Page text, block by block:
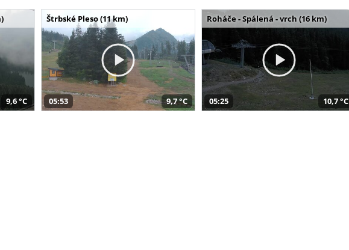
9,6 °C
Štrbské Pleso (11 km)
05:53 9,7 °C
Roháče - Spálená - vrch (16 km)
05:25 10,7 °C